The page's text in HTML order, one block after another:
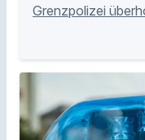
Grenzpolizei